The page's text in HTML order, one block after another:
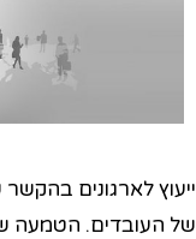
ייעוץ לארגונים
של העובדים. הטמעה של